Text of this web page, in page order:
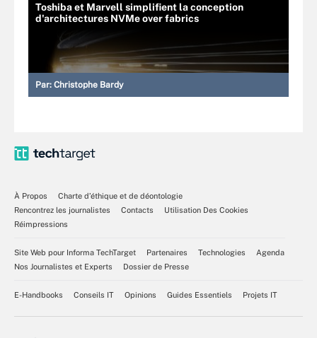
Toshiba et Marvell simplifient la conception
d'architectures NVMe over fabrics
Par: Christophe Bardy
À Propos
Charte d’éthique et de déontologie
Rencontrez les journalistes
Contacts
Utilisation Des Cookies
Réimpressions
Site Web pour Informa TechTarget Partenaires Technologies
Agenda
Nos Journalistes et Experts
Dossier de Presse
E-Handbooks Conseils IT Opinions Guides Essentiels Projets IT